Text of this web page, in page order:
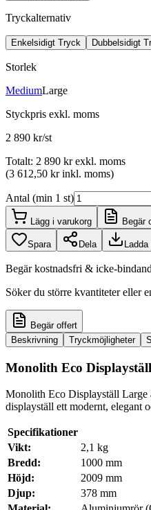
Tryckalternativ
Enkelsidigt Tryck Dubbelsidigt
Storlek
MediumLarge
Styckpris exkl. moms
2 890 kr/st
Totalt: 2 890 kr exkl. moms
(3 612,50 kr inkl. moms)
Antal (min 1 st)
Lägg i varukorg Begär
Spara Dela
Begär kostnadsfri & icke-
Söker du större kvantiteter eller
Begär offert
Beskrivning
Tryckmöjligheter
Monolith Eco
Monolith Eco Displayställ Large
displayställ ett modernt, elegant
Specifikationer
Vikt:
2,1 kg
Bredd:
1000 mm
Höjd:
2009 mm
Djup:
378 mm